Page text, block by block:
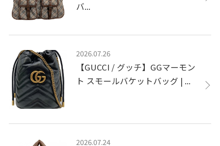
バ...
2026.07.26
【GUCCI / グッチ】GGマーモン
ト スモールバケットバッグ | ...
2026.07.24